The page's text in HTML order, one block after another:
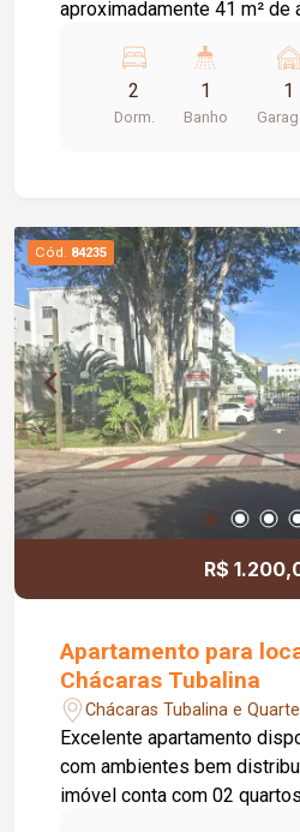
aproximadamente 41 m² de
cozinha planejada com
quartos, sendo 1 com
social com box em vidro e
mais segurança, lazer e
dia. Uma excelente opção para quem busca
conforto, praticidade e uma
2
Dorm.
1
Banho
1
Cód. 84235
R$
Apartamento para
Chácaras Tubalina
Chácaras Tubalina e
Excelente apartamento
com ambientes bem
imóvel conta com 02